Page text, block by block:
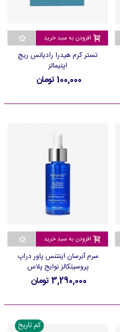
افزودن به سبد خرید
تستر کرم هیدرا رادیانس ریچ
اپتیمالز
100,000 تومان
افزودن به سبد خرید
سرم آبرسان اینتنس پاور دراپ
پروسیتکالز نوایج پلاس
3,290,000 تومان
کم تاریخ